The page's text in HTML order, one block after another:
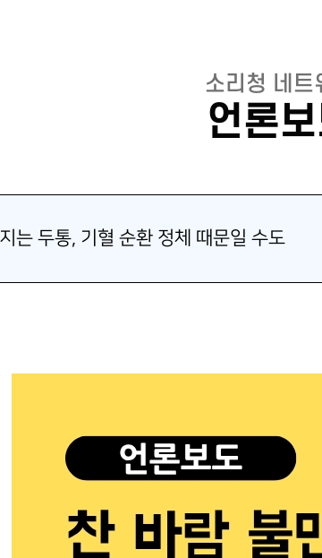
소리청 네트
언론
는 두통, 기혈 순환 정체 때문일 수도